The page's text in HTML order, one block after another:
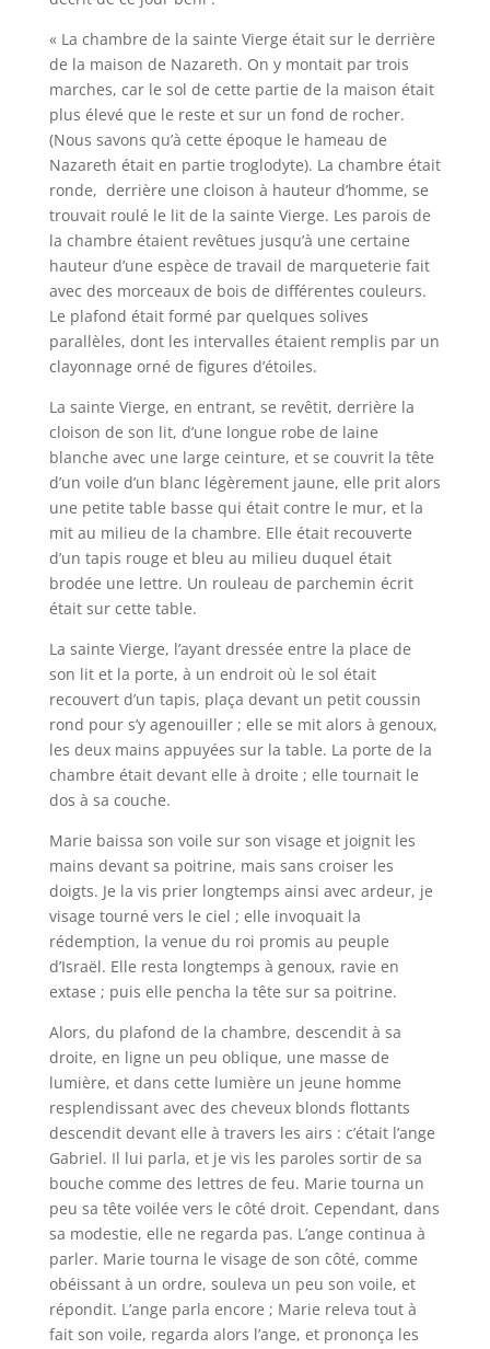
« La chambre de la sainte Vierge était sur le derrière
de la maison de Nazareth. On y montait par trois
marches, car le sol de cette partie de la maison était
plus élevé que le reste et sur un fond de rocher.
(Nous savons qu’à cette époque le hameau de
Nazareth était en partie troglodyte). La chambre était
ronde, derrière une cloison à hauteur d’homme, se
trouvait roulé le lit de la sainte Vierge. Les parois de
la chambre étaient revêtues jusqu’à une certaine
hauteur d’une espèce de travail de marqueterie fait
avec des morceaux de bois de différentes couleurs.
Le plafond était formé par quelques solives
parallèles, dont les intervalles étaient remplis par un
clayonnage orné de figures d’étoiles.
La sainte Vierge, en entrant, se revêtit, derrière la
cloison de son lit, d’une longue robe de laine
blanche avec une large ceinture, et se couvrit la tête
d’un voile d’un blanc légèrement jaune, elle prit alors
une petite table basse qui était contre le mur, et la
mit au milieu de la chambre. Elle était recouverte
d’un tapis rouge et bleu au milieu duquel était
brodée une lettre. Un rouleau de parchemin écrit
était sur cette table.
La sainte Vierge, l’ayant dressée entre la place de
son lit et la porte, à un endroit où le sol était
recouvert d’un tapis, plaça devant un petit coussin
rond pour s’y agenouiller ; elle se mit alors à genoux,
les deux mains appuyées sur la table. La porte de la
chambre était devant elle à droite ; elle tournait le
dos à sa couche.
Marie baissa son voile sur son visage et joignit les
mains devant sa poitrine, mais sans croiser les
doigts. Je la vis prier longtemps ainsi avec ardeur, je
visage tourné vers le ciel ; elle invoquait la
rédemption, la venue du roi promis au peuple
d’Israël. Elle resta longtemps à genoux, ravie en
extase ; puis elle pencha la tête sur sa poitrine.
Alors, du plafond de la chambre, descendit à sa
droite, en ligne un peu oblique, une masse de
lumière, et dans cette lumière un jeune homme
resplendissant avec des cheveux blonds flottants
descendit devant elle à travers les airs : c’était l’ange
Gabriel. Il lui parla, et je vis les paroles sortir de sa
bouche comme des lettres de feu. Marie tourna un
peu sa tête voilée vers le côté droit. Cependant, dans
sa modestie, elle ne regarda pas. L’ange continua à
parler. Marie tourna le visage de son côté, comme
obéissant à un ordre, souleva un peu son voile, et
répondit. L’ange parla encore ; Marie releva tout à
fait son voile, regarda alors l’ange, et prononça les